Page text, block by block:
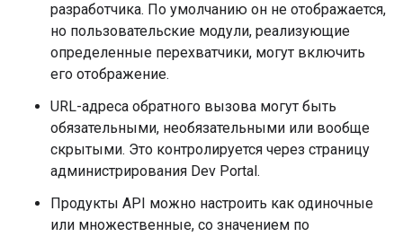
разработчика. По умолчанию он не отображается,
но пользовательские модули, реализующие
определенные перехватчики, могут включить
его отображение.
URL-адреса обратного вызова могут быть
обязательными, необязательными или вообще
скрытыми. Это контролируется через страницу
администрирования Dev Portal.
Продукты API можно настроить как одиночные
или множественные, со значением по